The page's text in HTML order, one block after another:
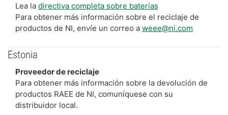
Lea la directiva completa sobre baterías
Para obtener más información sobre el reciclaje de
productos de NI, envíe un correo a weee@ni.com
Estonia
Proveedor de reciclaje
Para obtener más información sobre la devolución de
productos RAEE de NI, comuníquese con su
distribuidor local.